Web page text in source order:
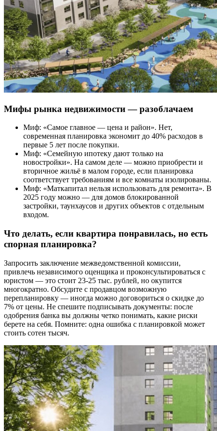
Мифы рынка недвижимости — разоблачаем
Миф: «Самое главное — цена и район». Нет,
современная планировка экономит до 40% расходов в
первые 5 лет после покупки.
Миф: «Семейную ипотеку дают только на
новостройки». На самом деле — можно приобрести и
вторичное жильё в малом городе, если планировка
соответствует требованиям и все комнаты изолированы.
Миф: «Маткапитал нельзя использовать для ремонта». В
2025 году можно — для домов блокированной
застройки, таунхаусов и других объектов с отдельным
входом.
Что делать, если квартира понравилась, но есть
спорная планировка?
Запросить заключение межведомственной комиссии,
привлечь независимого оценщика и проконсультироваться с
юристом — это стоит 23-25 тыс. рублей, но окупится
многократно. Обсудите с продавцом возможную
перепланировку — иногда можно договориться о скидке до
7% от цены. Не спешите подписывать документы: после
одобрения банка вы должны четко понимать, какие риски
берете на себя. Помните: одна ошибка с планировкой может
стоить сотен тысяч.